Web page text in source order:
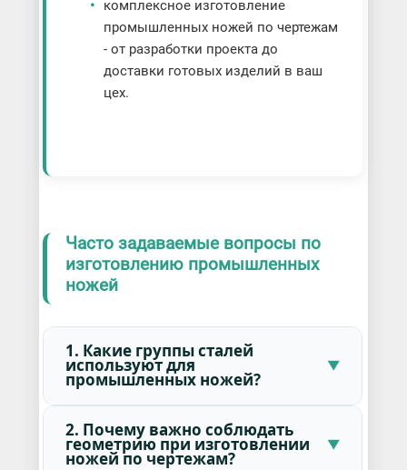
комплексное изготовление
промышленных ножей по чертежам
- от разработки проекта до
доставки готовых изделий в ваш
цех.
Часто задаваемые вопросы по
изготовлению промышленных
ножей
1. Какие группы сталей
используют для
промышленных ножей?
2. Почему важно соблюдать
геометрию при изготовлении
ножей по чертежам?